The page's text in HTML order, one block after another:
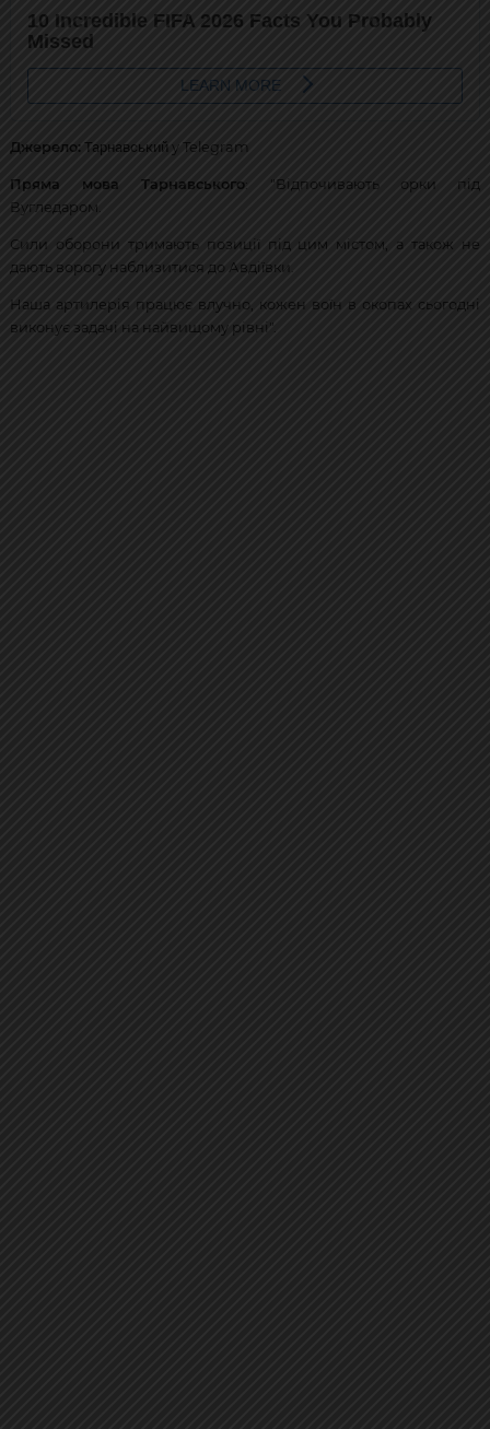
Джерело: Тарнавський у Telegram
Пряма мова Тарнавського: "Відпочивають орки під
Вугледаром.
Сили оборони тримають позиції під цим містом, а також не
дають ворогу наблизитися до Авдіївки.
Наша артилерія працює влучно, кожен воїн в окопах сьогодні
виконує задачі на найвищому рівні".